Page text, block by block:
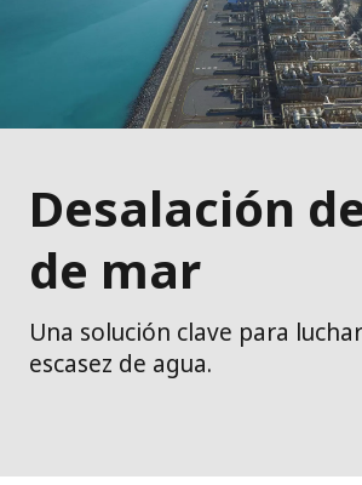
Desalación
de mar
Una solución clave para
escasez de agua.